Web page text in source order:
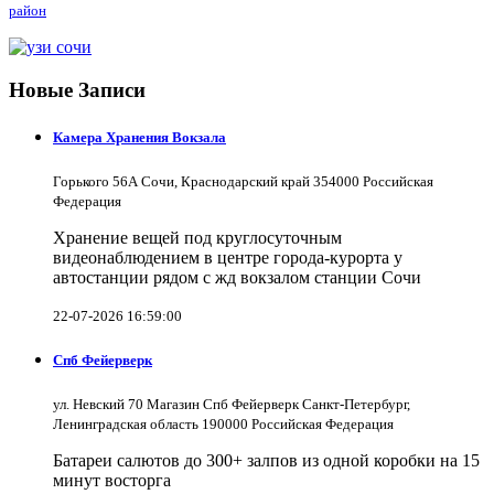
район
Новые Записи
Камера Хранения Вокзала
Горького 56А Сочи, Краснодарский край 354000 Российская
Федерация
Хранение вещей под круглосуточным
видеонаблюдением в центре города-курорта у
автостанции рядом с жд вокзалом станции Сочи
22-07-2026 16:59:00
Спб Фейерверк
ул. Невский 70 Магазин Спб Фейерверк Санкт-Петербург,
Ленинградская область 190000 Российская Федерация
Батареи салютов до 300+ залпов из одной коробки на 15
минут восторга